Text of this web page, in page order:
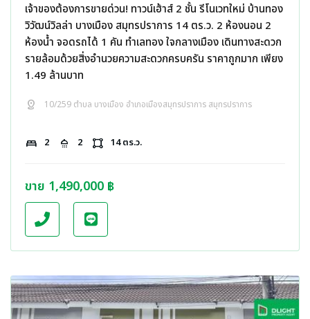
เจ้าของต้องการขายด่วน! ทาวน์เฮ้าส์ 2 ชั้น รีโนเวทใหม่ บ้านทอง
วิวัฒน์วิลล่า บางเมือง สมุทรปราการ 14 ตร.ว. 2 ห้องนอน 2
ห้องน้ำ จอดรถได้ 1 คัน ทำเลทอง ใจกลางเมือง เดินทางสะดวก
รายล้อมด้วยสิ่งอำนวยความสะดวกครบครัน ราคาถูกมาก เพียง
1.49 ล้านบาท
distance 10/259 ตำบล บางเมือง อำเภอเมืองสมุทรปราการ สมุทรปราการ
bed 2 shower 2 activity_zone 14 ตร.ว.
ขาย 1,490,000 ฿